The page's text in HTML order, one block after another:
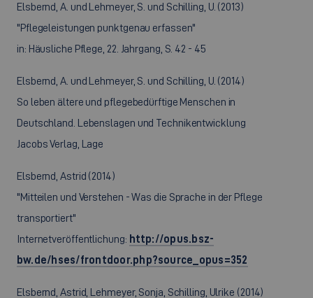
Elsbernd, A. und Lehmeyer, S. und Schilling, U. (2013)
"Pflegeleistungen punktgenau erfassen"
in: Häusliche Pflege, 22. Jahrgang, S. 42 - 45
Elsbernd, A. und Lehmeyer, S. und Schilling, U. (2014)
So leben ältere und pflegebedürftige Menschen in
Deutschland. Lebenslagen und Technikentwicklung
Jacobs Verlag, Lage
Elsbernd, Astrid (2014)
"Mitteilen und Verstehen - Was die Sprache in der Pflege
transportiert"
Internetveröffentlichung: http://opus.bsz-
bw.de/hses/frontdoor.php?source_opus=352
Elsbernd, Astrid, Lehmeyer, Sonja, Schilling, Ulrike (2014)